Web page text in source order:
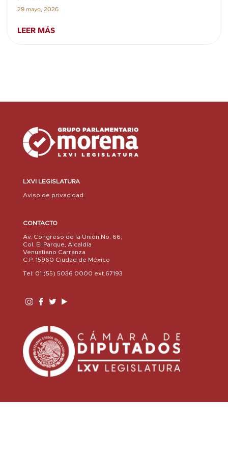
29 mayo, 2026
LEER MÁS
LXVI LEGISLATURA
Aviso de privacidad
CONTACTO
Av. Congreso de la Unión No. 66,
Col. El Parque, Alcaldía
Venustiano Carranza
C.P. 15960 Ciudad de México
Tel: 01 (55) 5036 0000 ext.67193